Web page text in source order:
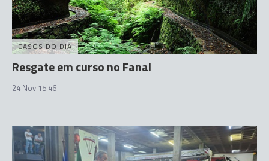
CASOS DO DIA
Resgate em curso no Fanal
24 Nov 15:46